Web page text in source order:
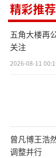
精彩推荐
五角大楼再
关注
2026-08-11
曾凡博王浩
调整并行